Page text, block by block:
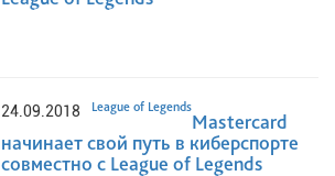
24.09.2018 League of Legends
Mastercard
начинает свой путь в киберспорте
совместно с League of Legends